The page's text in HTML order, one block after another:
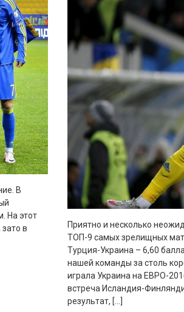
В
На этот
в
Приятно и несколько
ТОП-9 самых зрелищных
Турция-Украина – 6,60
нашей команды за столь
играла Украина на ЕВРО-
встреча Исландия-
результат, […]